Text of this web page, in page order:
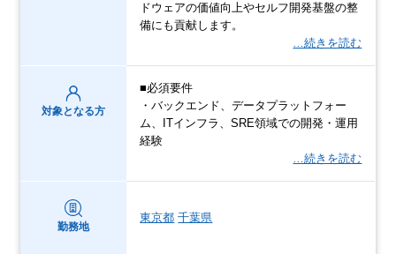
ドウェアの価値向上やセルフ開発基盤の整
備にも貢献します。
…続きを読む
対象となる方
■必須要件
・バックエンド、データプラットフォー
ム、ITインフラ、SRE領域での開発・運用
経験
…続きを読む
勤務地
東京都 千葉県